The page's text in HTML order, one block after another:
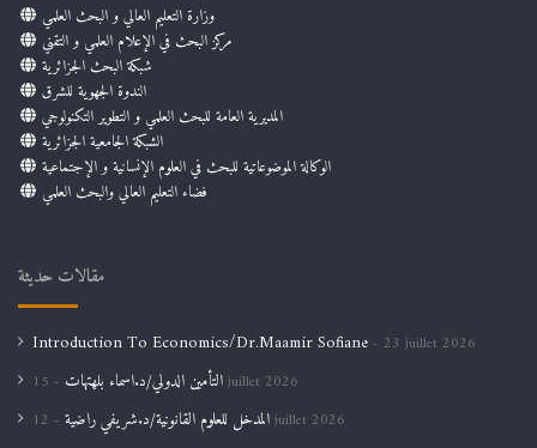
وزارة التعليم العالي و البحث العلمي
مركز البحث في الإعلام العلمي و التقني
شبكة البحث الجزائرية
الندوة الجهوية للشرق
المديرية العامة للبحث العلمي و التطوير التكنولوجي
الشبكة الجامعية الجزائرية
الوكالة الموضوعاتية للبحث في العلوم الإنسانية و الإجتماعية
فضاء التعليم العالي والبحث العلمي
مقالات حديثة
Introduction To Economics/Dr.Maamir Sofiane 23 juillet 2026
التأمين الدولي/د.اسماء بلهتهات15 juillet 2026
المدخل للعلوم القانونية/د.شريفي راضية12 juillet 2026